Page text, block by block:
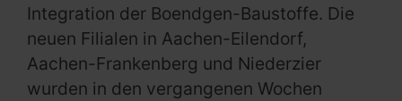
Integration der Boendgen-Baustoffe. Die
neuen Filialen in Aachen-Eilendorf,
Aachen-Frankenberg und Niederzier
wurden in den vergangenen Wochen